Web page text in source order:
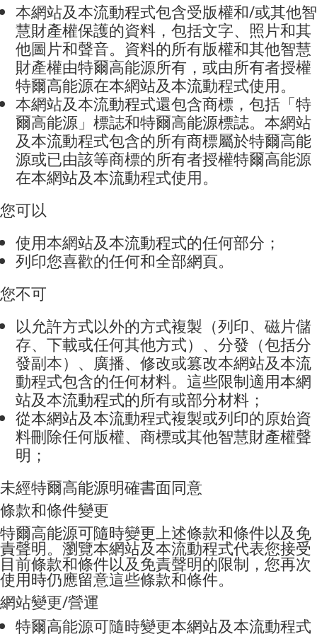
本網站及本流動程式包含受版權和/或其他智
慧財產權保護的資料，包括文字、照片和其
他圖片和聲音。資料的所有版權和其他智慧
財產權由特爾高能源所有，或由所有者授權
特爾高能源在本網站及本流動程式使用。
本網站及本流動程式還包含商標，包括「特
爾高能源 」標誌和特爾高能源標誌。本網站
及本流動程式包含的所有商標屬於特爾高能
源或已由該等商標的所有者授權特爾高能源
在本網站及本流動程式使用。
您可以
使用本網站及本流動程式的任何部分 ；
列印您喜歡的任何和全部網頁。
您不可
以允許方式以外的方式複製（列印、磁片儲
存、下載或任何其他方式）、分發（包括分
發副本）、廣播、修改或篡改本網站及本流
動程式包含的任何材料。這些限制適用本網
站及本流動程式的所有或部分材料 ；
從本網站及本流動程式複製或列印的原始資
料刪除任何版權、商標或其他智慧財產權聲
明 ；
未經特爾高能源明確書面同意
條款和條件變更
特爾高能源可隨時變更上述條款和條件以及免
責聲明。瀏覽本網站及本流動程式代表您接受
目前條款和條件以及免責聲明的限制，您再次
使用時仍應留意這些條款和條件。
網站變更/營運
特爾高能源可隨時變更本網站及本流動程式